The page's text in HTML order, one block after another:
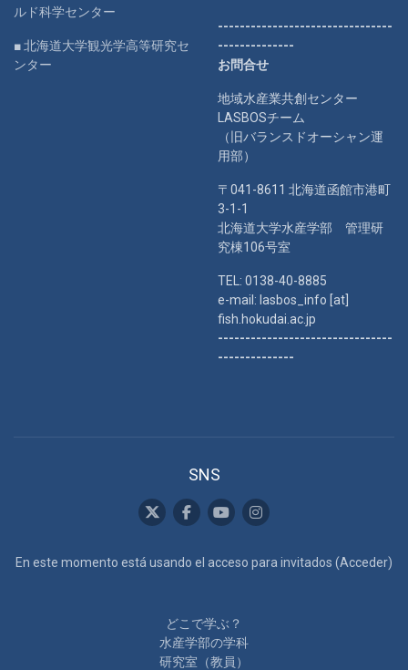
ルド科学センター
■ 北海道大学観光学高等研究セ
ンター
--------------------------------
--------------
お問合せ
地域水産業共創センター
LASBOSチーム
（旧バランスドオーシャン運
用部）
〒041-8611 北海道函館市港町
3-1-1
北海道大学水産学部 管理研
究棟106号室
TEL: 0138-40-8885
e-mail: lasbos_info [at]
fish.hokudai.ac.jp
--------------------------------
--------------
SNS
En este momento está usando el acceso para invitados (Acceder)
どこで学ぶ？
水産学部の学科
研究室（教員）